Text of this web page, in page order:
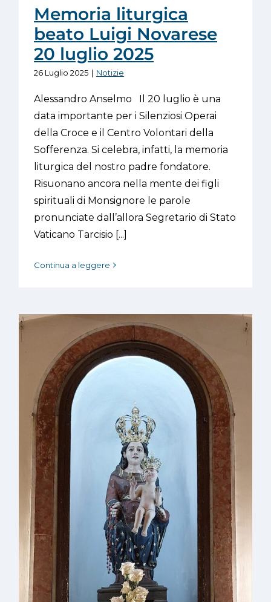
Memoria liturgica
beato Luigi Novarese
20 luglio 2025
26 Luglio 2025 | Notizie
Alessandro Anselmo Il 20 luglio è una
data importante per i Silenziosi Operai
della Croce e il Centro Volontari della
Sofferenza. Si celebra, infatti, la memoria
liturgica del nostro padre fondatore.
Risuonano ancora nella mente dei figli
spirituali di Monsignore le parole
pronunciate dall’allora Segretario di Stato
Vaticano Tarcisio [...]
Continua a leggere